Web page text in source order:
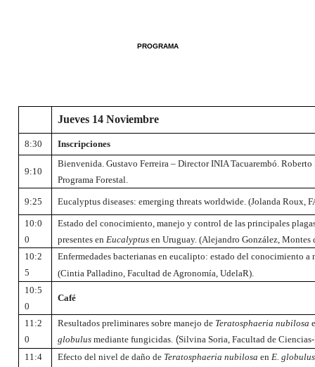
PROGRAMA
Jueves 14 Noviembre
8:30 Inscripciones
9:10
Bienvenida. Gustavo Ferreira – Director INIA Tacuarembó. Roberto
Programa Forestal.
9:25 Eucalyptus diseases: emerging threats worldwide. (Jolanda Roux,
10:0
0
Estado del conocimiento, manejo y control de las principales
presentes en Eucalyptusen Uruguay. (Alejandro González, Montes
10:2
5
Enfermedades bacterianas en eucalipto: estado del conocimiento
(Cintia Palladino, Facultad de Agronomía, UdelaR).
10:5
0
Café
11:2
0
Resultados preliminares sobre manejo de Teratosphaeria nubilosa
globulusmediante fungicidas. (Silvina Soria, Facultad de
11:4
Efecto del nivel de daño de Teratosphaeria nubilosa en E. globulus